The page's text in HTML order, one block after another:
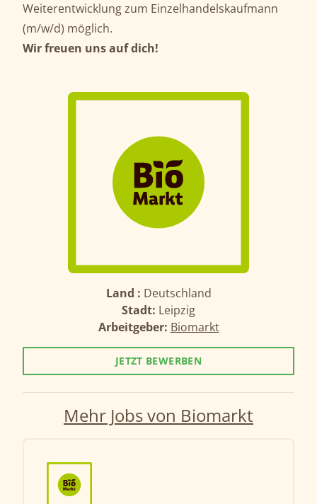
Weiterentwicklung zum Einzelhandelskaufmann
(m/w/d) möglich.
Wir freuen uns auf dich!
Land : Deutschland
Stadt: Leipzig
Arbeitgeber: Biomarkt
JETZT BEWERBEN
Mehr Jobs von Biomarkt